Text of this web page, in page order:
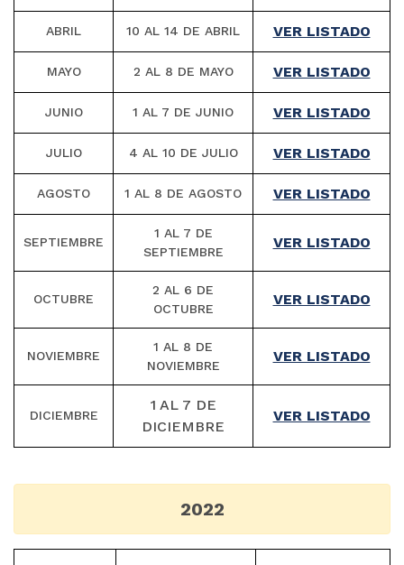
ABRIL 10 AL 14 DE ABRIL VER LISTADO
MAYO 2 AL 8 DE MAYO VER LISTADO
JUNIO 1 AL 7 DE JUNIO VER LISTADO
JULIO 4 AL 10 DE JULIO VER LISTADO
AGOSTO 1 AL 8 DE AGOSTO VER LISTADO
SEPTIEMBRE
1 AL 7 DE
SEPTIEMBRE
VER LISTADO
OCTUBRE
2 AL 6 DE
OCTUBRE
VER LISTADO
NOVIEMBRE
1 AL 8 DE
NOVIEMBRE
VER LISTADO
DICIEMBRE
1 AL 7 DE
DICIEMBRE
VER LISTADO
2022